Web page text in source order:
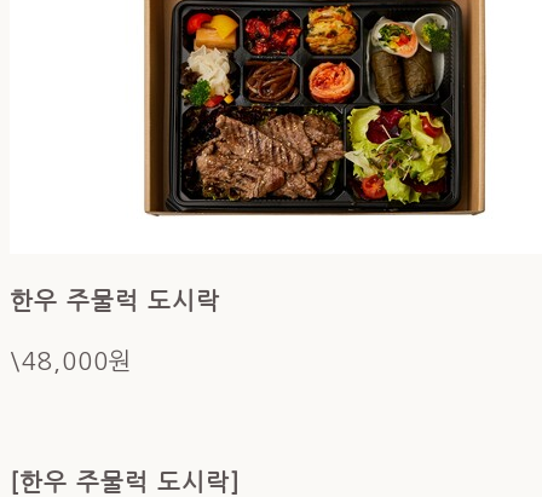
한우 주물럭 도시락
\48,000원
[한우 주물럭 도시락]